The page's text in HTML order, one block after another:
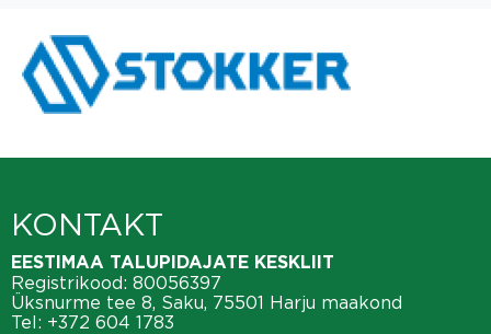
KONTAKT
EESTIMAA TALUPIDAJATE KESKLIIT
Registrikood: 80056397
Üksnurme tee 8, Saku, 75501 Harju maakond
Tel: +372 604 1783